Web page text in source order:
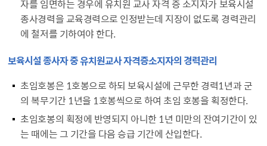
자를 임면하는 경우에 유치원 교사 자격 증 소지자가 보육시설
종사경력을 교육경력으로 인정받는데 지장이 없도록 경력관리
에 철저를 기하여야 한다.
보육시설 종사자 중 유치원교사 자격증소지자의 경력관리
초임호봉은 1호봉으로 하되 보육시설에 근무한 경력1년과 군
의 복무기간 1년을 1호봉씩으로 하여 초임 호봉을 획정한다.
초임호봉의 획정에 반영되지 아니한 1년 미만의 잔여기간이 있
는 때에는 그 기간을 다음 승급 기간에 산입한다.